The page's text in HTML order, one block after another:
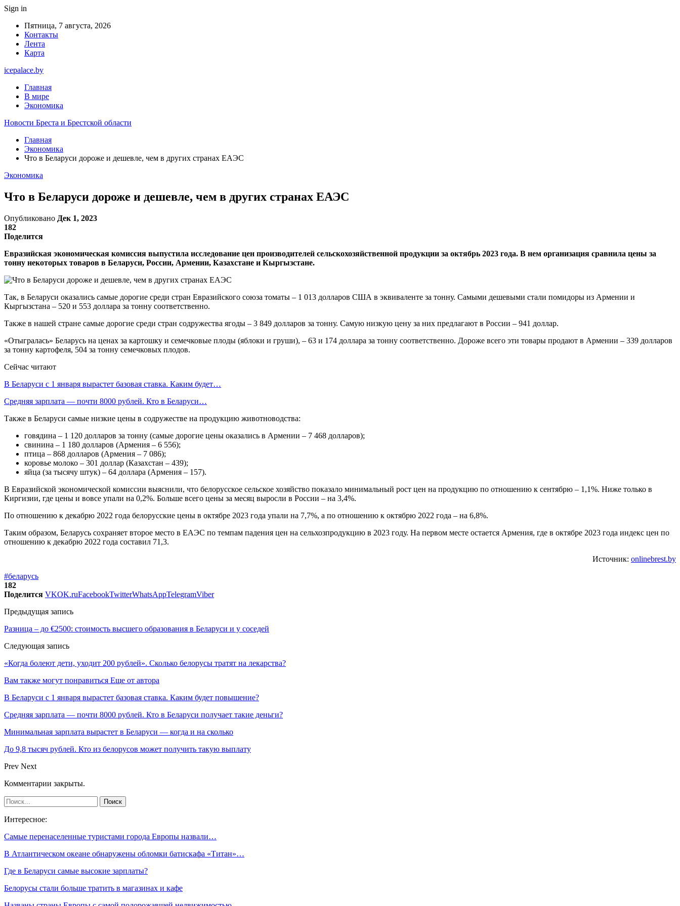
Sign in
Пятница, 7 августа, 2026
Контакты
Лента
Карта
icepalace.by
Главная
В мире
Экономика
Новости Бреста и Брестской области
Главная
Экономика
Что в Беларуси дороже и дешевле, чем в других странах ЕАЭС
Экономика
Что в Беларуси дороже и дешевле, чем в других странах ЕАЭС
Опубликовано Дек 1, 2023
182
Поделится
Евразийская экономическая комиссия выпустила исследование цен производителей сельскохозяйственной продукции за октябрь 2023 года. В нем организация сравнила цены за
тонну некоторых товаров в Беларуси, России, Армении, Казахстане и Кыргызстане.
Так, в Беларуси оказались самые дорогие среди стран Евразийского союза томаты – 1 013 долларов США в эквиваленте за тонну. Самыми дешевыми стали помидоры из Армении и
Кыргызстана – 520 и 553 доллара за тонну соответственно.
Также в нашей стране самые дорогие среди стран содружества ягоды – 3 849 долларов за тонну. Самую низкую цену за них предлагают в России – 941 доллар.
«Отыгралась» Беларусь на ценах за картошку и семечковые плоды (яблоки и груши), – 63 и 174 доллара за тонну соответственно. Дороже всего эти товары продают в Армении – 339 долларов
за тонну картофеля, 504 за тонну семечковых плодов.
Сейчас читают
В Беларуси с 1 января вырастет базовая ставка. Каким будет…
Средняя зарплата — почти 8000 рублей. Кто в Беларуси…
Также в Беларуси самые низкие цены в содружестве на продукцию животноводства:
говядина – 1 120 долларов за тонну (самые дорогие цены оказались в Армении – 7 468 долларов);
свинина – 1 180 долларов (Армения – 6 556);
птица – 868 долларов (Армения – 7 086);
коровье молоко – 301 доллар (Казахстан – 439);
яйца (за тысячу штук) – 64 доллара (Армения – 157).
В Евразийской экономической комиссии выяснили, что белорусское сельское хозяйство показало минимальный рост цен на продукцию по отношению к сентябрю – 1,1%. Ниже только в
Киргизии, где цены и вовсе упали на 0,2%. Больше всего цены за месяц выросли в России – на 3,4%.
По отношению к декабрю 2022 года белорусские цены в октябре 2023 года упали на 7,7%, а по отношению к октябрю 2022 года – на 6,8%.
Таким образом, Беларусь сохраняет второе место в ЕАЭС по темпам падения цен на сельхозпродукцию в 2023 году. На первом месте остается Армения, где в октябре 2023 года индекс цен по
отношению к декабрю 2022 года составил 71,3.
Источник: onlinebrest.by
#беларусь
182
Поделится VKOK.ruFacebookTwitterWhatsAppTelegramViber
Предыдущая запись
Разница – до €2500: стоимость высшего образования в Беларуси и у соседей
Следующая запись
«Когда болеют дети, уходит 200 рублей». Сколько белорусы тратят на лекарства?
Вам также могут понравиться Еще от автора
В Беларуси с 1 января вырастет базовая ставка. Каким будет повышение?
Средняя зарплата — почти 8000 рублей. Кто в Беларуси получает такие деньги?
Минимальная зарплата вырастет в Беларуси — когда и на сколько
До 9,8 тысяч рублей. Кто из белорусов может получить такую выплату
Prev Next
Комментарии закрыты.
Интересное:
Самые перенаселенные туристами города Европы назвали…
В Атлантическом океане обнаружены обломки батискафа «Титан»…
Где в Беларуси самые высокие зарплаты?
Белорусы стали больше тратить в магазинах и кафе